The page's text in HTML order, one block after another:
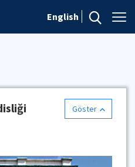
English
Göster